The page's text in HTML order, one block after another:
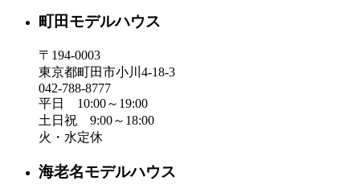
町田モデルハウス
〒194-0003
東京都町田市小川4-18-3
042-788-8777
平日 10:00～19:00
土日祝 9:00～18:00
火・水定休
海老名モデルハウス